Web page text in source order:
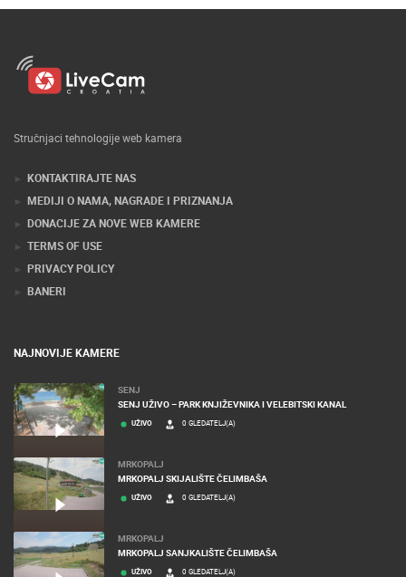
Stručnjaci tehnologije web kamera
KONTAKTIRAJTE NAS
MEDIJI O NAMA, NAGRADE I PRIZNANJA
DONACIJE ZA NOVE WEB KAMERE
TERMS OF USE
PRIVACY POLICY
BANERI
NAJNOVIJE KAMERE
SENJ
SENJ UŽIVO – PARK KNJIŽEVNIKA I VELEBITSKI KANAL
UŽIVO 0 GLEDATELJ(A)
MRKOPALJ
MRKOPALJ SKIJALIŠTE ČELIMBAŠA
UŽIVO 0 GLEDATELJ(A)
MRKOPALJ
MRKOPALJ SANJKALIŠTE ČELIMBAŠA
UŽIVO 0 GLEDATELJ(A)